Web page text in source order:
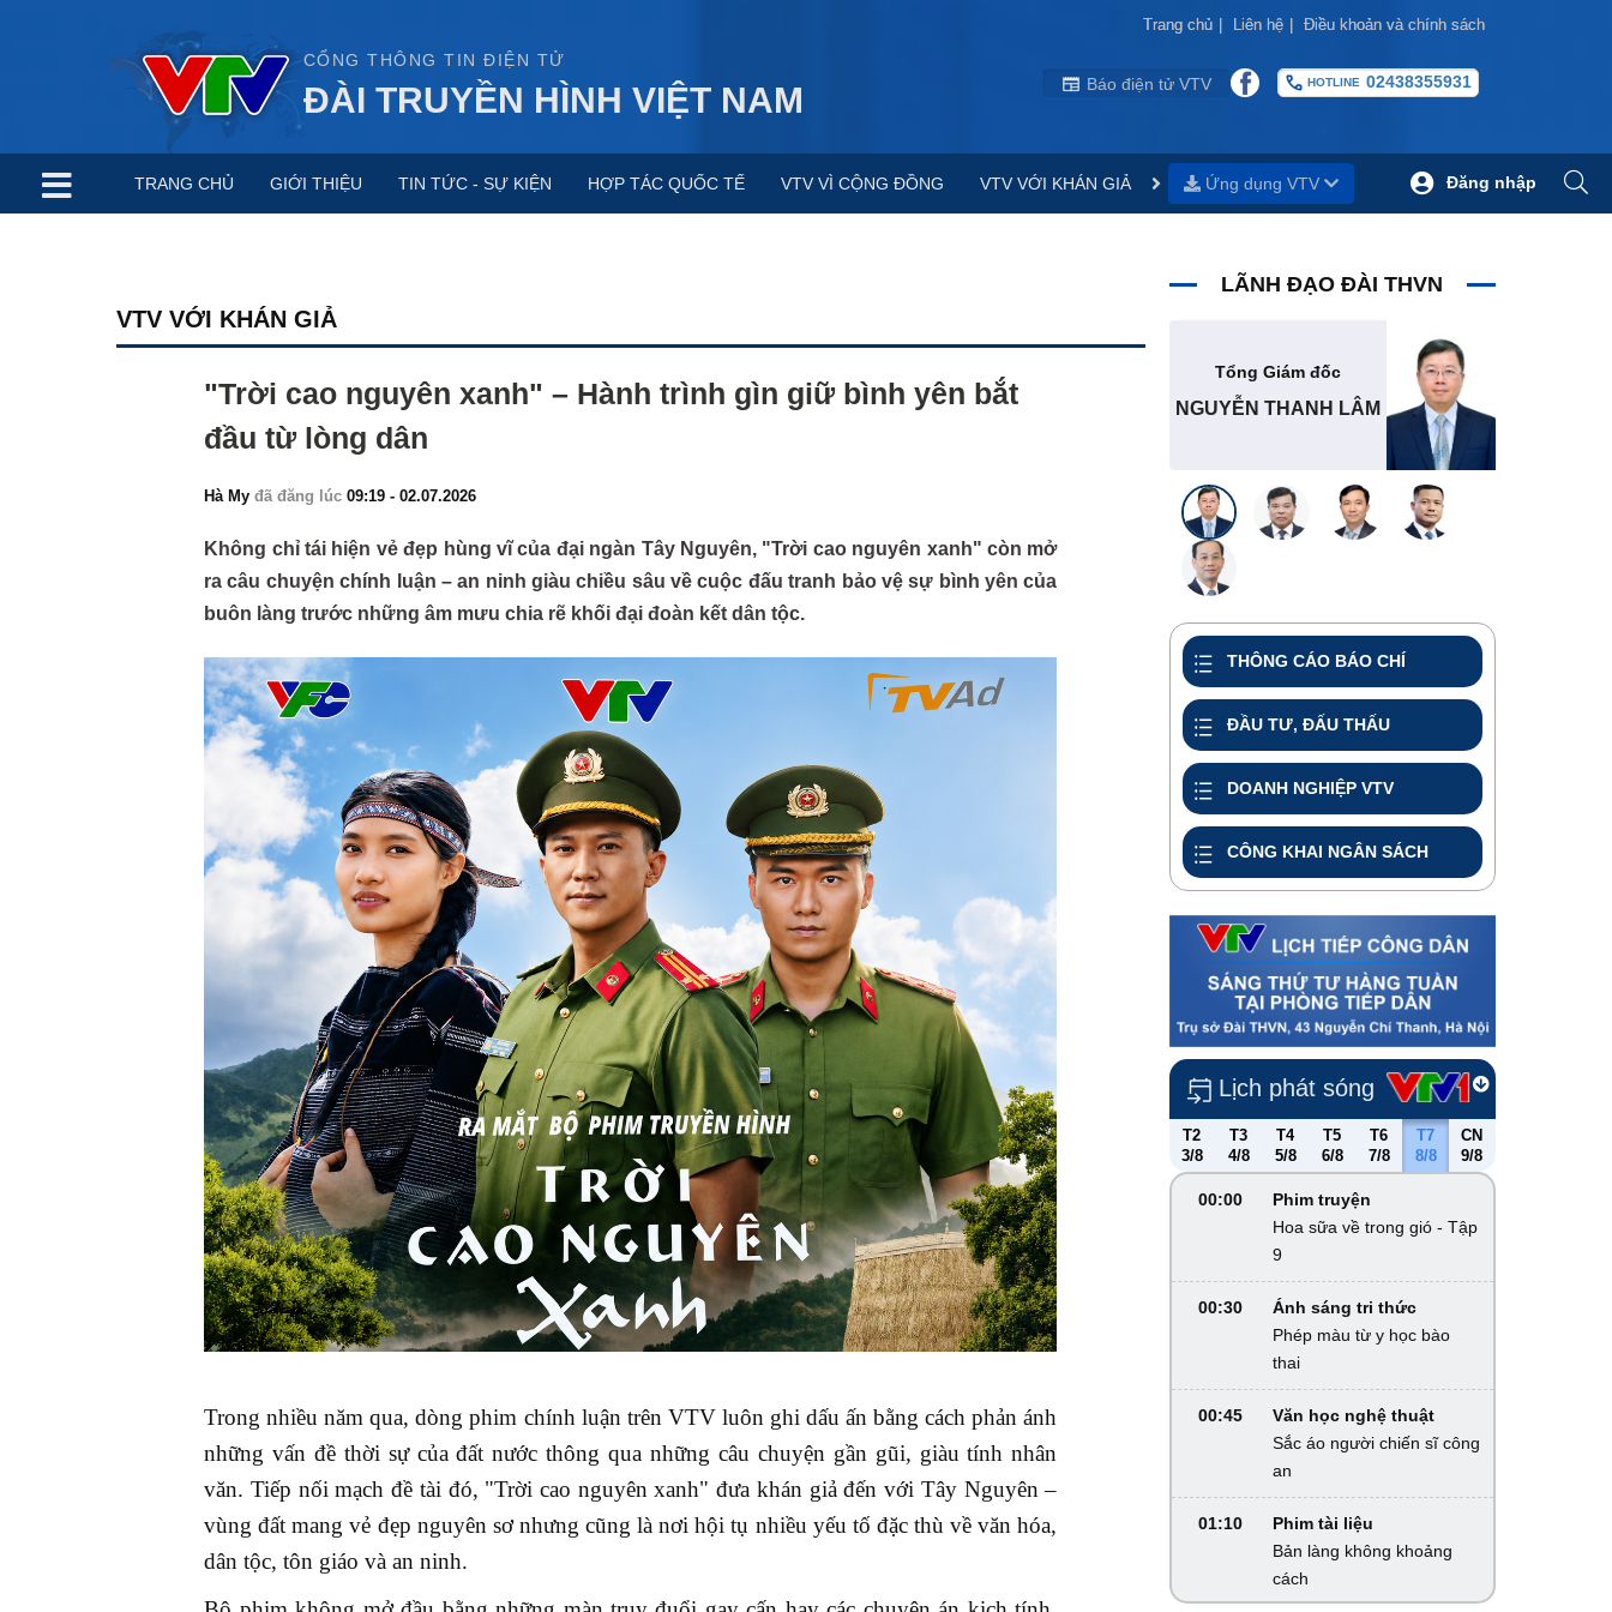
Trang chủ Liên hệ Điều khoản và chính sách
Trang chủ Liên hệ Điều khoản và chính sách
CỔNG THÔNG TIN ĐIỆN TỬ
ĐÀI TRUYỀN HÌNH VIỆT NAM Báo điện tử VTV HOTLINE 02438355931
TRANG CHỦ GIỚI THIỆU TIN TỨC - SỰ KIỆN HỢP TÁC QUỐC TẾ VTV VÌ CỘNG ĐỒNG VTV VỚI KHÁN GIẢ Ứng dụng VTV Đăng nhập
VTV VỚI KHÁN GIẢ
"Trời cao nguyên xanh" – Hành trình gìn giữ bình yên bắt
đầu từ lòng dân
Hà Myđã đăng lúc 09:19 - 02.07.2026
Không chỉ tái hiện vẻ đẹp hùng vĩ của đại ngàn Tây Nguyên, "Trời cao nguyên xanh" còn mở
ra câu chuyện chính luận – an ninh giàu chiều sâu về cuộc đấu tranh bảo vệ sự bình yên của
buôn làng trước những âm mưu chia rẽ khối đại đoàn kết dân tộc.
Trong nhiều năm qua, dòng phim chính luận trên VTV luôn ghi dấu ấn bằng cách phản ánh
những vấn đề thời sự của đất nước thông qua những câu chuyện gần gũi, giàu tính nhân
văn. Tiếp nối mạch đề tài đó, "Trời cao nguyên xanh" đưa khán giả đến với Tây Nguyên –
vùng đất mang vẻ đẹp nguyên sơ nhưng cũng là nơi hội tụ nhiều yếu tố đặc thù về văn hóa,
dân tộc, tôn giáo và an ninh.
LÃNH ĐẠO ĐÀI THVN
Tổng Giám đốc
NGUYỄN THANH LÂM
THÔNG CÁO BÁO CHÍ
ĐẦU TƯ, ĐẤU THẤU
DOANH NGHIỆP VTV
CÔNG KHAI NGÂN SÁCH
Lịch phát sóng
T2
3/8
T3
4/8
T4
5/8
T5
6/8
T6
7/8
T7
8/8
CN
9/8
00:00
Phim truyện
Hoa sữa về trong gió - Tập
9
00:30
Ánh sáng tri thức
Phép màu từ y học bào
thai
00:45
Văn học nghệ thuật
Sắc áo người chiến sĩ công
an
01:10
Phim tài liệu
Bản làng không khoảng
cách